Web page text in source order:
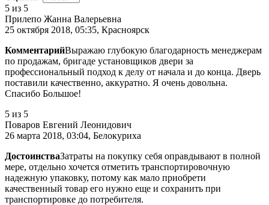
5 из 5
Прилепо Жанна Валерьевна
25 октября 2018, 05:35, Красноярск
КомментарийВыражаю глубокую благодарность менеджерам
по продажам, бригаде установщиков двери за
профессиональный подход к делу от начала и до конца. Дверь
поставили качественно, аккуратно. Я очень довольна.
Спасибо Большое!
5 из 5
Поваров Евгений Леонидович
26 марта 2018, 03:04, Белокуриха
ДостоинстваЗатраты на покупку себя оправдывают в полной
мере, отдельно хочется отметить транспортировочную
надежную упаковку, потому как мало приобрети
качественный товар его нужно еще и сохранить при
транспортировке до потребителя.